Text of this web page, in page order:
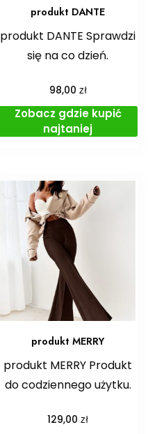
produkt DANTE
produkt DANTE Sprawdzi
się na co dzień.
98,00 zł
Zobacz gdzie kupić
najtaniej
produkt MERRY
produkt MERRY Produkt
do codziennego użytku.
129,00zł